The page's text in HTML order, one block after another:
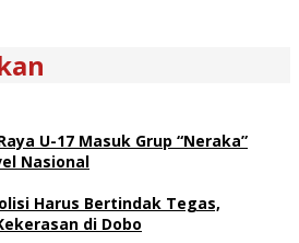
U-17 Masuk Grup “Neraka”
Nasional
Harus Bertindak Tegas,
di Dobo